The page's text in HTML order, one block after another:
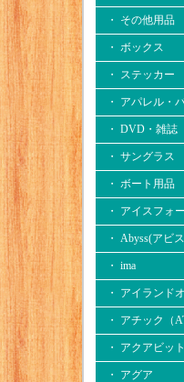
・ その他用品
・ ボックス
・ ステッカー
・ アパレル・
・ DVD・雑誌
・ サングラス
・ ボート用品
・ アイスフォ
・ Abyss(アビス
・ ima
・ アイランド
・ アチック（
・ アクアビット
・ アグア